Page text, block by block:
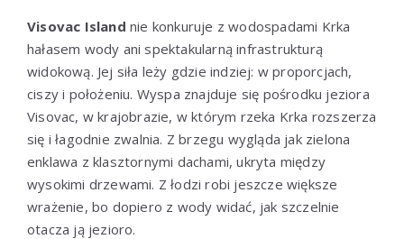
Visovac Island nie konkuruje z wodospadami Krka
hałasem wody ani spektakularną infrastrukturą
widokową. Jej siła leży gdzie indziej: w proporcjach,
ciszy i położeniu. Wyspa znajduje się pośrodku jeziora
Visovac, w krajobrazie, w którym rzeka Krka rozszerza
się i łagodnie zwalnia. Z brzegu wygląda jak zielona
enklawa z klasztornymi dachami, ukryta między
wysokimi drzewami. Z łodzi robi jeszcze większe
wrażenie, bo dopiero z wody widać, jak szczelnie
otacza ją jezioro.